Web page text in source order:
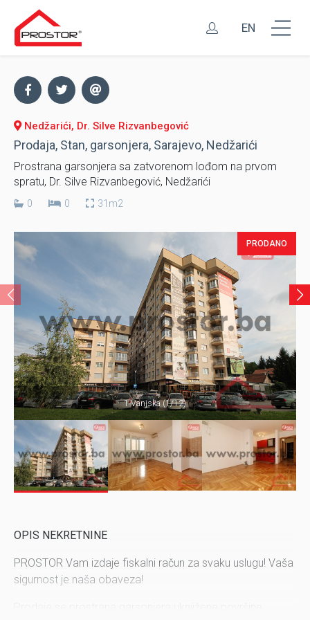
EN
Nedžarići, Dr. Silve Rizvanbegović
Prodaja, Stan, garsonjera, Sarajevo, Nedžarići
Prostrana garsonjera sa zatvorenom lođom na prvom
spratu, Dr. Silve Rizvanbegović, Nedžarići
0 0 31m2
PRODANO
1 Vanjska (1/12)
OPIS NEKRETNINE
PROSTOR Vam izdaje fiskalni račun za svaku uslugu! Vaša
sigurnost je naša obaveza!